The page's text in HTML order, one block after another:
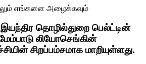
எங்களை அழைக்கவும்
தொழில்துறை பெல்ட்டின்
லியோசெங்கின்
சிறப்பம்சமாக மாறியுள்ளது.